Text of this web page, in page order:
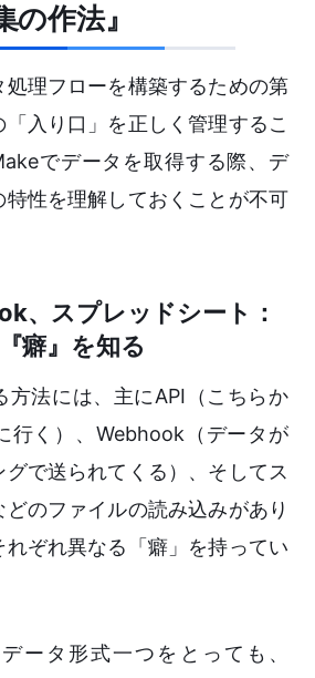
の作法』
理フローを構築するための第
入り口」を正しく管理するこ
でデータを取得する際、デ
特性を理解しておくことが不可
、スプレッドシート：
癖』を知る
方法には、主にAPI（こちらか
行く）、Webhook（データが
で送られてくる）、そしてス
のファイルの読み込みがあり
れぞれ異なる「癖」を持ってい
ータ形式一つをとっても、